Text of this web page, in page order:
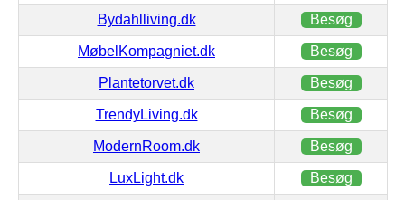
Bydahlliving.dk Besøg
MøbelKompagniet.dk Besøg
Plantetorvet.dk Besøg
TrendyLiving.dk Besøg
ModernRoom.dk Besøg
LuxLight.dk Besøg